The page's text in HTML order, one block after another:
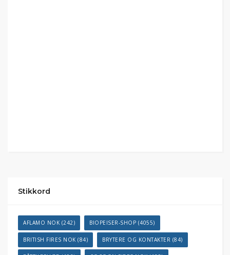
Stikkord
AFLAMO NOK (242) BIOPEISER-SHOP (4055)
BRITISH FIRES NOK (84) BRYTERE OG KONTAKTER (84)